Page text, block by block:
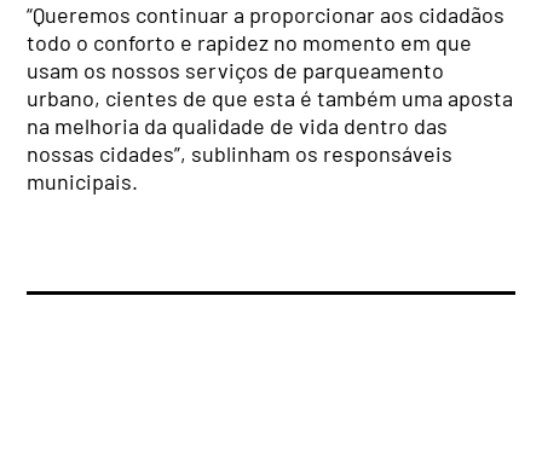
“Queremos continuar a proporcionar aos cidadãos
todo o conforto e rapidez no momento em que
usam os nossos serviços de parqueamento
urbano, cientes de que esta é também uma aposta
na melhoria da qualidade de vida dentro das
nossas cidades”, sublinham os responsáveis
municipais.